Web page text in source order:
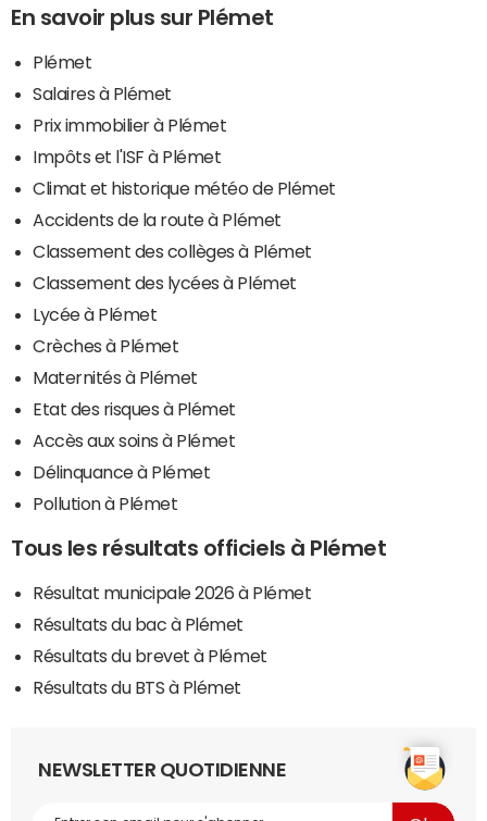
En savoir plus sur Plémet
Plémet
Salaires à Plémet
Prix immobilier à Plémet
Impôts et l'ISF à Plémet
Climat et historique météo de Plémet
Accidents de la route à Plémet
Classement des collèges à Plémet
Classement des lycées à Plémet
Lycée à Plémet
Crèches à Plémet
Maternités à Plémet
Etat des risques à Plémet
Accès aux soins à Plémet
Délinquance à Plémet
Pollution à Plémet
Tous les résultats officiels à Plémet
Résultat municipale 2026 à Plémet
Résultats du bac à Plémet
Résultats du brevet à Plémet
Résultats du BTS à Plémet
NEWSLETTER QUOTIDIENNE